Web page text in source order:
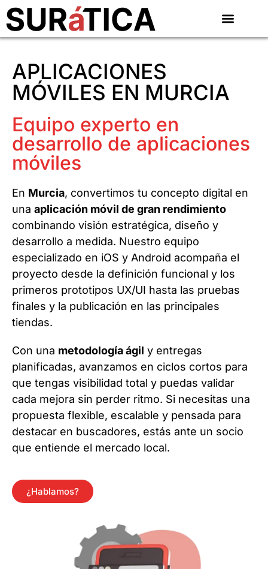
APLICACIONES
MÓVILES EN MURCIA
Equipo experto en
desarrollo de aplicaciones
móviles
En Murcia, convertimos tu concepto digital en
una aplicación móvil de gran rendimiento
combinando visión estratégica, diseño y
desarrollo a medida. Nuestro equipo
especializado en iOS y Android acompaña el
proyecto desde la definición funcional y los
primeros prototipos UX/UI hasta las pruebas
finales y la publicación en las principales
tiendas.
Con una metodología ágil y entregas
planificadas, avanzamos en ciclos cortos para
que tengas visibilidad total y puedas validar
cada mejora sin perder ritmo. Si necesitas una
propuesta flexible, escalable y pensada para
destacar en buscadores, estás ante un socio
que entiende el mercado local.
¿Hablamos?